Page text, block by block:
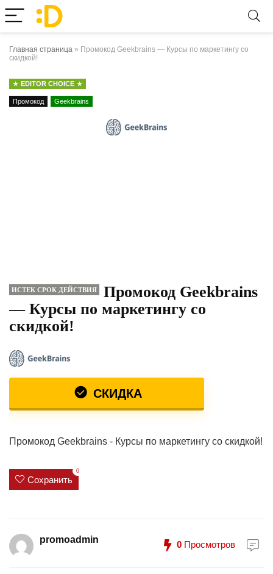
Главная страница » Промокод Geekbrains — Курсы по маркетингу со
скидкой!
EDITOR CHOICE
Промокод Geekbrains
ИСТЕК СРОК ДЕЙСТВИЯ
Промокод Geekbrains
— Курсы по маркетингу со
скидкой!
СКИДКА
Промокод Geekbrains - Курсы по маркетингу со скидкой!
Сохранить
0
promoadmin 0 Просмотров